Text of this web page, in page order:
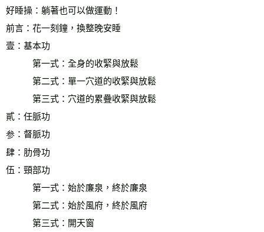
好睡操：躺著也可以做運動！
前言：花一刻鐘，換整晚安睡
壹：基本功
第一式：全身的收緊與放鬆
第二式：單一穴道的收緊與放鬆
第三式：穴道的累疊收緊與放鬆
貳：任脈功
参 ：督脈功
肆：肋骨功
伍：頸部功
第一式：始於廉泉，終於廉泉
第二式：始於風府，終於風府
第三式：開天窗